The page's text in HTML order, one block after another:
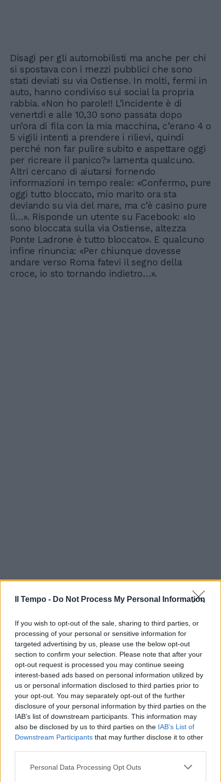
Il Tempo - Do Not Process My Personal Information
If you wish to opt-out of the sale, sharing to third parties, or
processing of your personal or sensitive information for
targeted advertising by us, please use the below opt-out
section to confirm your selection. Please note that after your
opt-out request is processed you may continue seeing
interest-based ads based on personal information utilized by
us or personal information disclosed to third parties prior to
your opt-out. You may separately opt-out of the further
disclosure of your personal information by third parties on the
IAB’s list of downstream participants. This information may
also be disclosed by us to third parties on the IAB’s List of
Downstream Participants that may further disclose it to other
Personal Data Processing Opt Outs
Disagi per gli automobilisti ma anche per chi
si spostava con i mezzi pubblici che sono
stati deviati su via Ostiense. In molti, fermi in
auto, hanno condiviso sui social la propria
rabbia. «Non ho parole!! L’incidente è di
venertdì e alle 10,30 sono passata dopo
un’ora di fila con la mia macchina, c’erano 4 o
5 vigili intenti a prendere i rilievi, quindi
perché non far pulire subito e aspettare oggi
per ricreare il panico?» lamenta qualcuno.
Altri cercano di aiutarsi fornendo
informazioni in tempo reale: «Confermo, pure
oggi tutto bloccato, mio marito ora sta
deviando su via del mare, ma c’è casino pure
lì…». Risponde un utente su Facebook: «Io
sono bloccata sulla via Ostiense, altezza
Ponte Ladrone è tutto bloccato». E qualcuno
infine rinuncia: «Per chiunque dovesse
andare verso Roma fatevi il segno della
croce, io sto tornando indietro…».